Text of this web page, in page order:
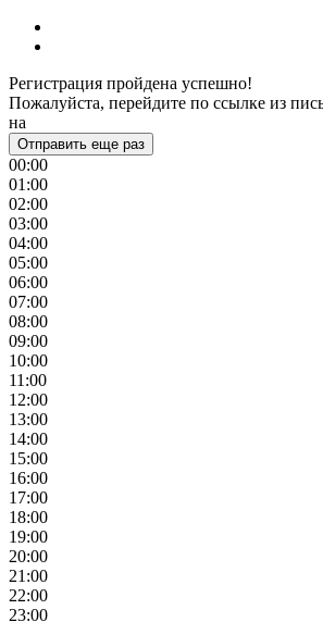
Регистрация пройдена успешно!
Пожалуйста, перейдите по ссылке из
на
Отправить еще раз
00:00
01:00
02:00
03:00
04:00
05:00
06:00
07:00
08:00
09:00
10:00
11:00
12:00
13:00
14:00
15:00
16:00
17:00
18:00
19:00
20:00
21:00
22:00
23:00